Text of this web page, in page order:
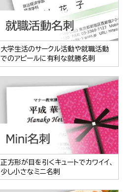
大学生活のサークル活動や就職活動
でのアピールに有利な就勝名刺
正方形が目を引くキュートでカワイイ、
少し小さなミニ名刺